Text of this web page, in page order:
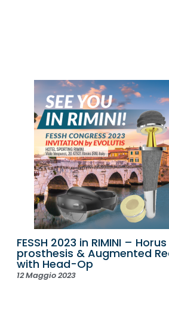
FESSH 2023 in RIMINI –
prosthesis & Augmented
with Head-Op
12 Maggio 2023